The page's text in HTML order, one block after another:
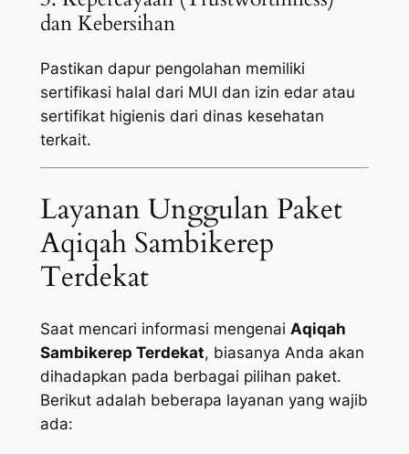
dan Kebersihan
Pastikan dapur pengolahan memiliki
sertifikasi halal dari MUI dan izin edar atau
sertifikat higienis dari dinas kesehatan
terkait.
Layanan Unggulan Paket
Aqiqah Sambikerep
Terdekat
Saat mencari informasi mengenai Aqiqah
Sambikerep Terdekat, biasanya Anda akan
dihadapkan pada berbagai pilihan paket.
Berikut adalah beberapa layanan yang wajib
ada: